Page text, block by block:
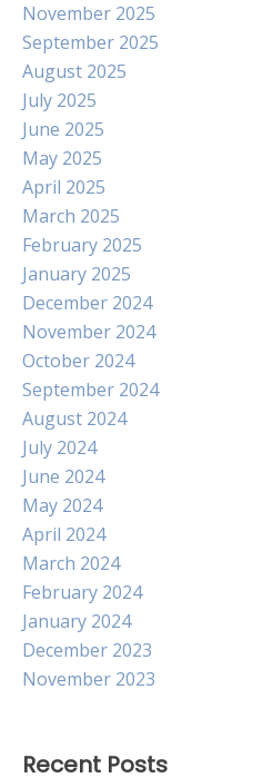
November 2025
September 2025
August 2025
July 2025
June 2025
May 2025
April 2025
March 2025
February 2025
January 2025
December 2024
November 2024
October 2024
September 2024
August 2024
July 2024
June 2024
May 2024
April 2024
March 2024
February 2024
January 2024
December 2023
November 2023
Recent Posts